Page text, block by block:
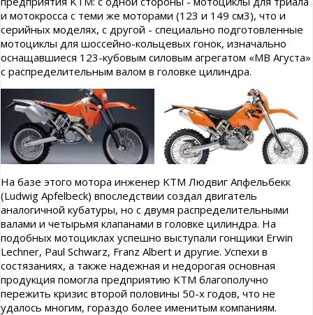
и мотокросса с теми же моторами (123 и 149 см3), что и
серийных моделях, с другой - специально подготовленные
мотоциклы для шоссейно-кольцевых гонок, изначально
оснащавшиеся 123-кубовым силовым агрегатом «МВ Агуста»
с распределительным валом в головке цилиндра.
На базе этого мотора инженер KTM Людвиг Апфельбекк
(Ludwig Apfelbeck) впоследствии создал двигатель
аналогичной кубатуры, но с двумя распределительными
валами и четырьмя клапанами в головке цилиндра. На
подобных мотоциклах успешно выступали гонщики Erwin
Lechner, Paul Schwarz, Franz Albert и другие. Успехи в
состязаниях, а также надежная и недорогая основная
продукция помогла предприятию KTM благополучно
пережить кризис второй половины 50-х годов, что не
удалось многим, гораздо более именитым компаниям.